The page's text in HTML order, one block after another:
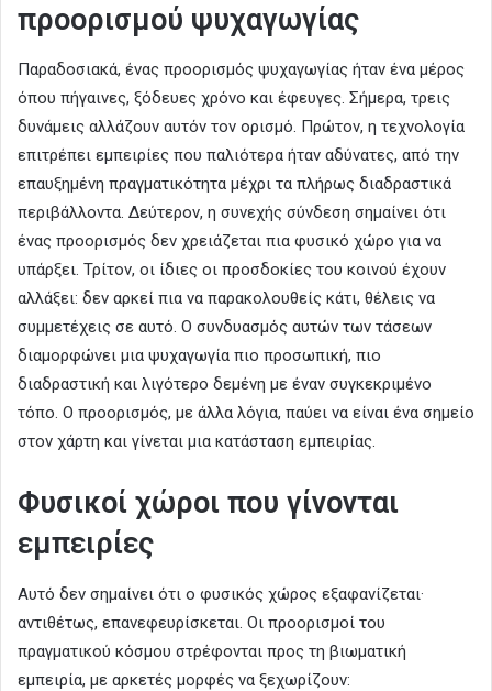
προορισμού ψυχαγωγίας
Παραδοσιακά, ένας προορισμός ψυχαγωγίας ήταν ένα μέρος
όπου πήγαινες, ξόδευες χρόνο και έφευγες. Σήμερα, τρεις
δυνάμεις αλλάζουν αυτόν τον ορισμό. Πρώτον, η τεχνολογία
επιτρέπει εμπειρίες που παλιότερα ήταν αδύνατες, από την
επαυξημένη πραγματικότητα μέχρι τα πλήρως διαδραστικά
περιβάλλοντα. Δεύτερον, η συνεχής σύνδεση σημαίνει ότι
ένας προορισμός δεν χρειάζεται πια φυσικό χώρο για να
υπάρξει. Τρίτον, οι ίδιες οι προσδοκίες του κοινού έχουν
αλλάξει: δεν αρκεί πια να παρακολουθείς κάτι, θέλεις να
συμμετέχεις σε αυτό. Ο συνδυασμός αυτών των τάσεων
διαμορφώνει μια ψυχαγωγία πιο προσωπική, πιο
διαδραστική και λιγότερο δεμένη με έναν συγκεκριμένο
τόπο. Ο προορισμός, με άλλα λόγια, παύει να είναι ένα σημείο
στον χάρτη και γίνεται μια κατάσταση εμπειρίας.
Φυσικοί χώροι που γίνονται
εμπειρίες
Αυτό δεν σημαίνει ότι ο φυσικός χώρος εξαφανίζεται·
αντιθέτως, επανεφευρίσκεται. Οι προορισμοί του
πραγματικού κόσμου στρέφονται προς τη βιωματική
εμπειρία, με αρκετές μορφές να ξεχωρίζουν: